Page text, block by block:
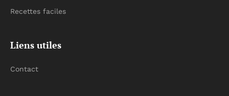
Recettes faciles
Liens utiles
Contact